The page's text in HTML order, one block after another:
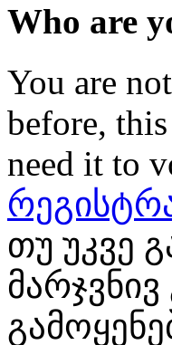
Who are
You are
before,
need it to
თუ უკვე